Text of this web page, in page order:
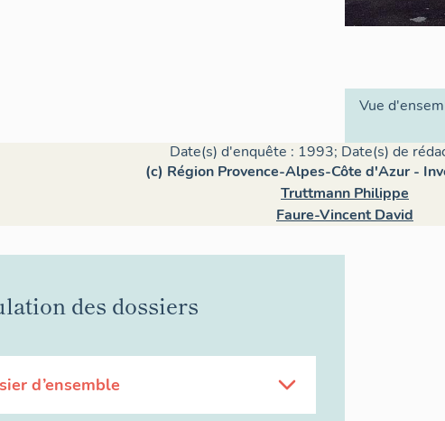
Vue
Date(s) d'enquête : 1993; Date(s) de
(c) Région Provence-Alpes-Côte d'Azur -
Truttmann Philippe
Faure-Vincent David
des dossiers
d’ensemble